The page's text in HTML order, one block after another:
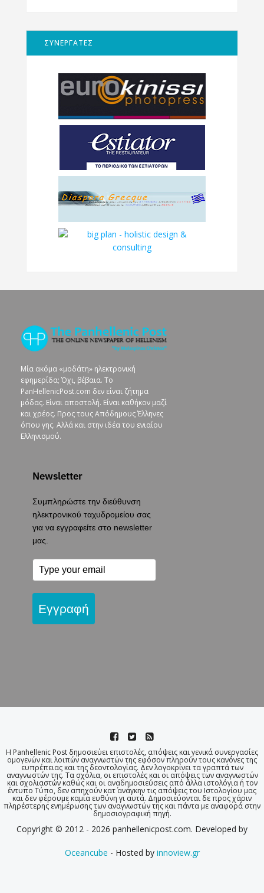
ΣΥΝΕΡΓΑΤΕΣ
Μία ακόμα «μοδάτη» ηλεκτρονική
εφημερίδα; Όχι, βέβαια. To
PanHellenicPost.com δεν είναι ζήτημα
μόδας. Είναι αποστολή. Είναι καθήκον μαζί
και χρέος. Προς τους Απόδημους Έλληνες
όπου γης. Αλλά και στην ιδέα του ενιαίου
Ελληνισμού.
Newsletter
Συμπληρώστε την διεύθυνση
ηλεκτρονικού ταχυδρομείου σας
για να εγγραφείτε στο newsletter
μας.
Εγγραφή
Η Panhellenic Post δημοσιεύει επιστολές, απόψεις και γενικά συνεργασίες
ομογενών και λοιπών αναγνωστών της εφόσον πληρούν τους κανόνες της
ευπρέπειας και της δεοντολογίας. Δεν λογοκρίνει τα γραπτά των
αναγνωστών της. Τα σχόλια, οι επιστολές και οι απόψεις των αναγνωστών
και σχολιαστών καθώς και οι αναδημοσιεύσεις από άλλα ιστολόγια ή τον
έντυπο Τύπο, δεν απηχούν κατ΄ ανάγκην τις απόψεις του Ιστολογίου μας
και δεν φέρουμε καμία ευθύνη γι αυτά. Δημοσιεύονται δε προς χάριν
πληρέστερης ενημέρωσης των αναγνωστών της και πάντα με αναφορά στην
δημοσιογραφική πηγή.
Copyright © 2012 - 2026 panhellenicpost.com. Developed by
Oceancube - Hosted by innoview.gr